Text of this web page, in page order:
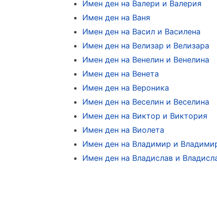
Имен ден на Валери и Валерия
Имен ден на Ваня
Имен ден на Васил и Василена
Имен ден на Велизар и Велизара
Имен ден на Венелин и Венелина
Имен ден на Венета
Имен ден на Вероника
Имен ден на Веселин и Веселина
Имен ден на Виктор и Виктория
Имен ден на Виолета
Имен ден на Владимир и
Имен ден на Владислав и